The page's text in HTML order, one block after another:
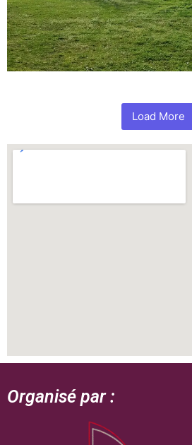
Load More
Organisé par :